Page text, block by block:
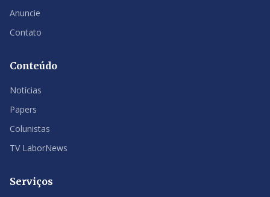
Anuncie
Contato
Conteúdo
Notícias
Papers
Colunistas
TV LaborNews
Serviços